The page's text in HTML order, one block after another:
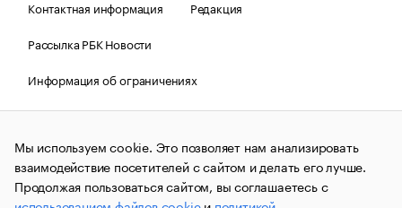
Контактная информация
Редакция
Рассылка РБК Новости
Информация об ограничениях
Правовая информация
О соблюдении авторских прав
© АО «РОСБИЗНЕСКОНСАЛТИНГ»,1995–2026.Сообщения
и материалы информационного агентства «РБК»
(зарегистрировано Федеральной службой по надзору в сфере
связи, информационных технологий и массовых
Мы используем cookie. Это позволяет нам анализировать
взаимодействие посетителей с сайтом и делать его лучше.
Продолжая пользоваться сайтом, вы соглашаетесь с